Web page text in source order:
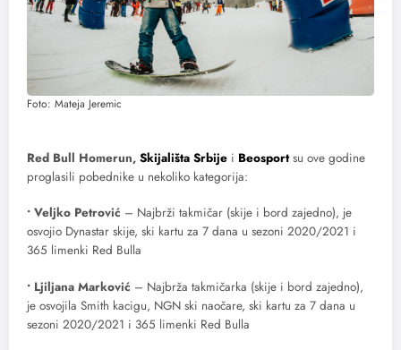
Foto: Mateja Jeremic
Red Bull Homerun, Skijališta Srbije i Beosportsu ove godine
proglasili pobednike u nekoliko kategorija:
• Veljko Petrović – Najbrži takmičar (skije i bord zajedno), je
osvojio Dynastar skije, ski kartu za 7 dana u sezoni 2020/2021 i
365 limenki Red Bulla
• Ljiljana Marković – Najbrža takmičarka (skije i bord zajedno),
je osvojila Smith kacigu, NGN ski naočare, ski kartu za 7 dana u
sezoni 2020/2021 i 365 limenki Red Bulla